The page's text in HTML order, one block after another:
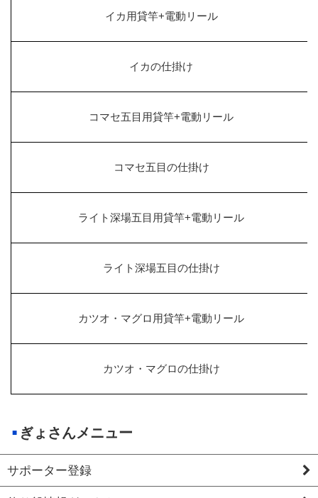
イカ用貸竿+電動リール
イカの仕掛け
コマセ五目用貸竿+電動リール
コマセ五目の仕掛け
ライト深場五目用貸竿+電動リール
ライト深場五目の仕掛け
カツオ・マグロ用貸竿+電動リール
カツオ・マグロの仕掛け
ぎょさんメニュー
サポーター登録